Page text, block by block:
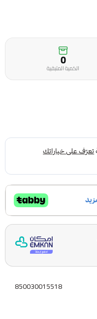
0
الكمية المتبقية
850030015518